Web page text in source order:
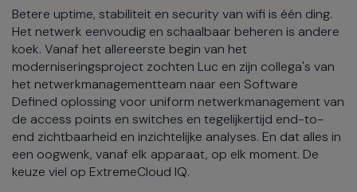
Betere uptime, stabiliteit en security van wifi is één ding.
Het netwerk eenvoudig en schaalbaar beheren is andere
koek. Vanaf het allereerste begin van het
moderniseringsproject zochten Luc en zijn collega's van
het netwerkmanagementteam naar een Software
Defined oplossing voor uniform netwerkmanagement van
de access points en switches en tegelijkertijd end-to-
end zichtbaarheid en inzichtelijke analyses. En dat alles in
een oogwenk, vanaf elk apparaat, op elk moment. De
keuze viel op ExtremeCloud IQ.